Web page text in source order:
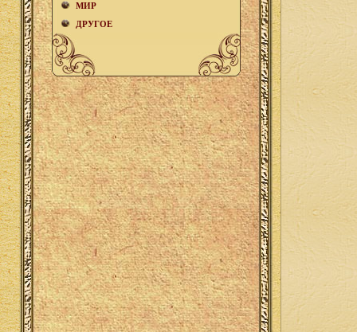
МИР
ДРУГОЕ